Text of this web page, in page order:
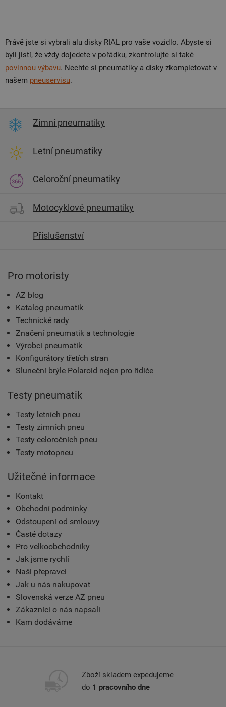
Právě jste si vybrali alu disky RIAL pro vaše vozidlo. Abyste si
byli jistí, že vždy dojedete v pořádku, zkontrolujte si také
povinnou výbavu. Nechte si pneumatiky a disky zkompletovat v
našem pneuservisu.
Zimní pneumatiky
Letní pneumatiky
Celoroční pneumatiky
Motocyklové pneumatiky
Příslušenství
Pro motoristy
AZ blog
Katalog pneumatik
Technické rady
Značení pneumatik a technologie
Výrobci pneumatik
Konfigurátory třetích stran
Sluneční brýle Polaroid nejen pro řidiče
Testy pneumatik
Testy letních pneu
Testy zimních pneu
Testy celoročních pneu
Testy motopneu
Užitečné informace
Kontakt
Obchodní podmínky
Odstoupení od smlouvy
Časté dotazy
Pro velkoobchodníky
Jak jsme rychlí
Naši přepravci
Jak u nás nakupovat
Slovenská verze AZ pneu
Zákazníci o nás napsali
Kam dodáváme
Zboží skladem expedujeme
do 1 pracovního dne